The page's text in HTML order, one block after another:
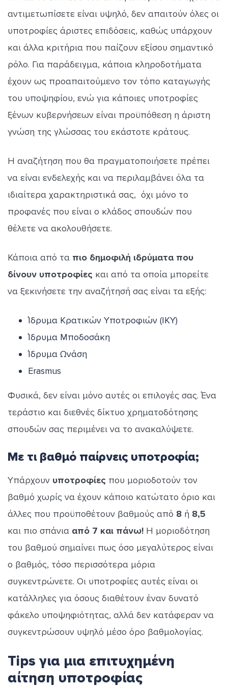
αντιμετωπίσετε είναι υψηλό, δεν απαιτούν όλες οι
υποτροφίες άριστες επιδόσεις, καθώς υπάρχουν
και άλλα κριτήρια που παίζουν εξίσου σημαντικό
ρόλο. Για παράδειγμα, κάποια κληροδοτήματα
έχουν ως προαπαιτούμενο τον τόπο καταγωγής
του υποψηφίου, ενώ για κάποιες υποτροφίες
ξένων κυβερνήσεων είναι προϋπόθεση η άριστη
γνώση της γλώσσας του εκάστοτε κράτους.
Η αναζήτηση που θα πραγματοποιήσετε πρέπει
να είναι ενδελεχής και να περιλαμβάνει όλα τα
ιδιαίτερα χαρακτηριστικά σας, όχι μόνο το
προφανές που είναι ο κλάδος σπουδών που
θέλετε να ακολουθήσετε.
Κάποια από τα πιο δημοφιλή ιδρύματα που
δίνουν υποτροφίες και από τα οποία μπορείτε
να ξεκινήσετε την αναζήτησή σας είναι τα εξής:
Ίδρυμα Κρατικών Υποτροφιών (ΙΚΥ)
Ίδρυμα Μποδοσάκη
Ίδρυμα Ωνάση
Erasmus
Φυσικά, δεν είναι μόνο αυτές οι επιλογές σας. Ένα
τεράστιο και διεθνές δίκτυο χρηματοδότησης
σπουδών σας περιμένει να το ανακαλύψετε.
Με τι βαθμό παίρνεις υποτροφία;
Υπάρχουν υποτροφίες που μοριοδοτούν τον
βαθμό χωρίς να έχουν κάποιο κατώτατο όριο και
άλλες που προϋποθέτουν βαθμούς από 8 ή 8,5
και πιο σπάνια από 7 και πάνω! Η μοριοδότηση
του βαθμού σημαίνει πως όσο μεγαλύτερος είναι
ο βαθμός, τόσο περισσότερα μόρια
συγκεντρώνετε. Οι υποτροφίες αυτές είναι οι
κατάλληλες για όσους διαθέτουν έναν δυνατό
φάκελο υποψηφιότητας, αλλά δεν κατάφεραν να
συγκεντρώσουν υψηλό μέσο όρο βαθμολογίας.
Tips για μια επιτυχημένη
αίτηση υποτροφίας